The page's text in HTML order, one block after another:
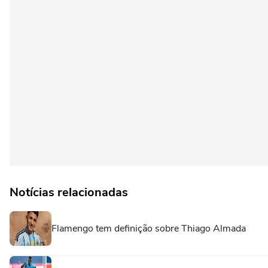
Notícias relacionadas
Flamengo tem definição sobre Thiago Almada